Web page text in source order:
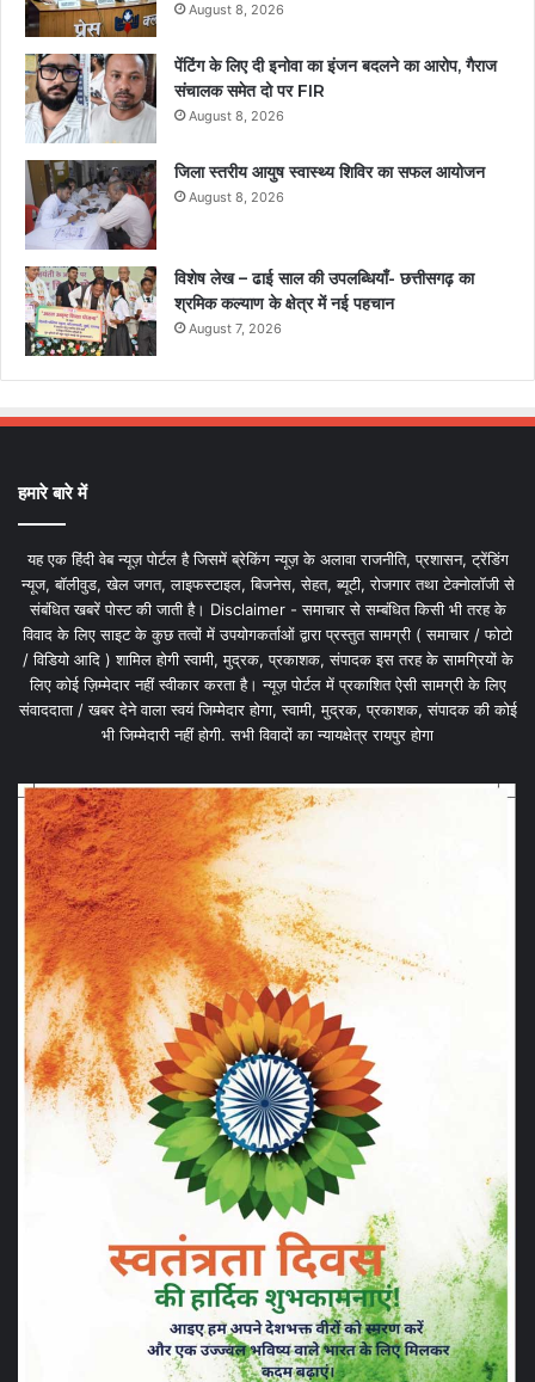
August 8, 2026
पेंटिंग के लिए दी इनोवा का इंजन बदलने का आरोप, गैराज
संचालक समेत दो पर FIR
August 8, 2026
जिला स्तरीय आयुष स्वास्थ्य शिविर का सफल आयोजन
August 8, 2026
विशेष लेख – ढाई साल की उपलब्धियाँ- छत्तीसगढ़ का
श्रमिक कल्याण के क्षेत्र में नई पहचान
August 7, 2026
हमारे बारे में
यह एक हिंदी वेब न्यूज़ पोर्टल है जिसमें ब्रेकिंग न्यूज़ के अलावा राजनीति, प्रशासन, ट्रेंडिंग
न्यूज, बॉलीवुड, खेल जगत, लाइफस्टाइल, बिजनेस, सेहत, ब्यूटी, रोजगार तथा टेक्नोलॉजी से
संबंधित खबरें पोस्ट की जाती है। Disclaimer - समाचार से सम्बंधित किसी भी तरह के
विवाद के लिए साइट के कुछ तत्वों में उपयोगकर्ताओं द्वारा प्रस्तुत सामग्री ( समाचार / फोटो
/ विडियो आदि ) शामिल होगी स्वामी, मुद्रक, प्रकाशक, संपादक इस तरह के सामग्रियों के
लिए कोई ज़िम्मेदार नहीं स्वीकार करता है। न्यूज़ पोर्टल में प्रकाशित ऐसी सामग्री के लिए
संवाददाता / खबर देने वाला स्वयं जिम्मेदार होगा, स्वामी, मुद्रक, प्रकाशक, संपादक की कोई
भी जिम्मेदारी नहीं होगी. सभी विवादों का न्यायक्षेत्र रायपुर होगा